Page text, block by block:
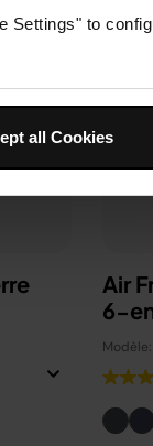
Settings" to
all Cookies
Air
6-